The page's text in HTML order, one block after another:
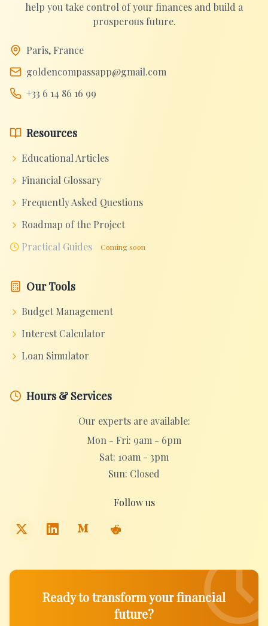
help you take control of your finances and build a
prosperous future.
Paris, France
goldencompassapp@gmail.com
+33 6 14 86 16 99
Resources
Educational Articles
Financial Glossary
Frequently Asked Questions
Roadmap of the Project
Practical Guides
Coming soon
Our Tools
Budget Management
Interest Calculator
Loan Simulator
Hours & Services
Our experts are available:
Mon - Fri: 9am - 6pm
Sat: 10am - 3pm
Sun: Closed
Follow us
Ready to transform your financial
future?